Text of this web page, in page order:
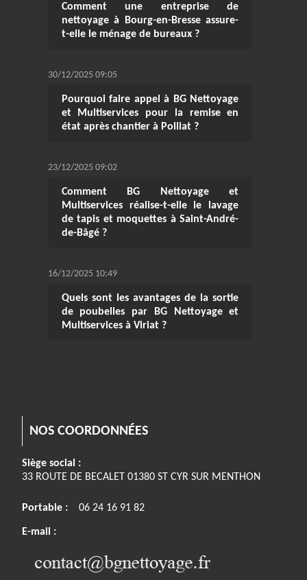
Comment une entreprise de
nettoyage à Bourg-en-Bresse assure-
t-elle le ménage de bureaux ?
30/12/2025 09:05
Pourquoi faire appel à BG Nettoyage
et Multiservices pour la remise en
état après chantier à Polliat ?
23/12/2025 09:02
Comment BG Nettoyage et
Multiservices réalise-t-elle le lavage
de tapis et moquettes à Saint-André-
de-Bâgé ?
16/12/2025 10:49
Quels sont les avantages de la sortie
de poubelles par BG Nettoyage et
Multiservices à Viriat ?
NOS COORDONNÉES
Siège social :
33 ROUTE DE BECALET 01380 ST CYR SUR MENTHON
Portable : 06 24 16 91 82
E-mail :